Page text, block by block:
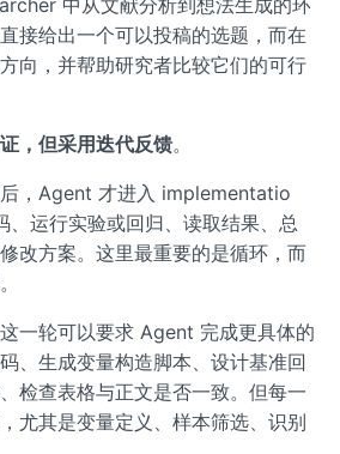
中从文献分析到想法生成的环
接给出一个可以投稿的选题，而在
向，并帮助研究者比较它们的可行
，但采用迭代反馈。
，Agent 才进入 implementatio
、运行实验或回归、读取结果、总
改方案。这里最重要的是循环，而
一轮可以要求 Agent 完成更具体的
、生成变量构造脚本、设计基准回
检查表格与正文是否一致。但每一
尤其是变量定义、样本筛选、识别